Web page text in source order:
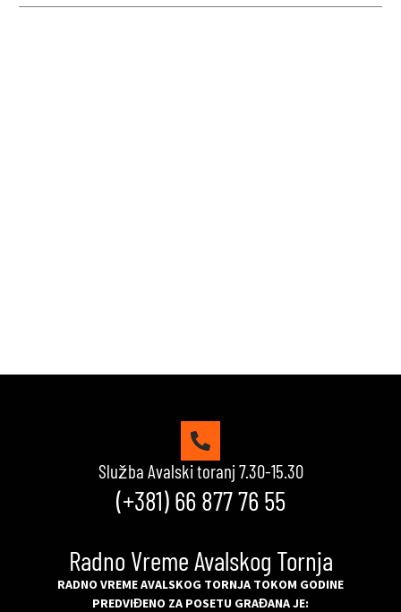
Služba Avalski toranj 7.30-15.30
(+381) 66 877 76 55
Radno Vreme Avalskog Tornja
RADNO VREME AVALSKOG TORNJA TOKOM GODINE
PREDVIĐENO ZA POSETU GRAĐANA JE: